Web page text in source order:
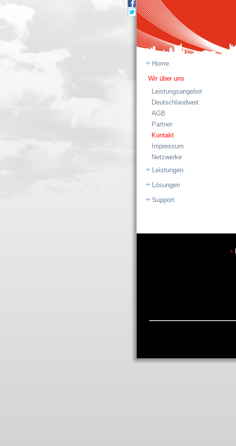
Home
Wir über uns
Leistungsangebot
Deutschlandweit
AGB
Partner
Kontakt
Impressum
Netzwerke
Leistungen
Lösungen
Support
•